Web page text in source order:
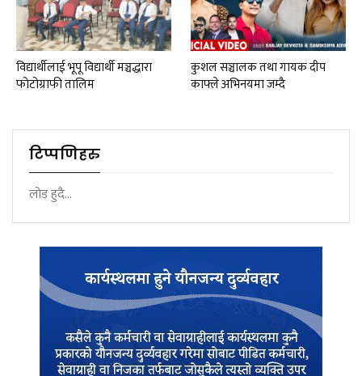
विद्यार्थीलाई भूपू विद्यार्थी मञ्चद्धारा
फोटोग्राफी तालिम
कुशल सञ्चालक तथा गायक दीप
काफ्ले अभिनयमा जम्दै
टिप्पणिहरु
लोड हुदै...